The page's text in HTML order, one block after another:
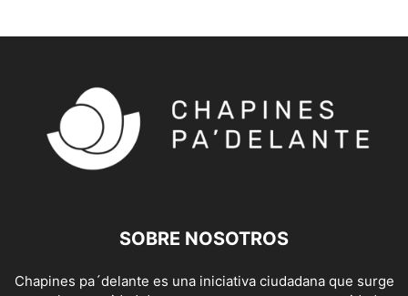
SOBRE NOSOTROS
Chapines pa´delante es una iniciativa ciudadana que surge